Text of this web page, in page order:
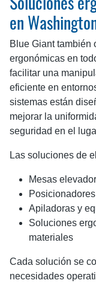
en
Blue Giant también
ergonómicas en
facilitar una
eficiente en
sistemas están
mejorar la
seguridad en el
Las soluciones de
Mesas
Apiladoras y
Soluciones
materiales
Cada solución se
necesidades